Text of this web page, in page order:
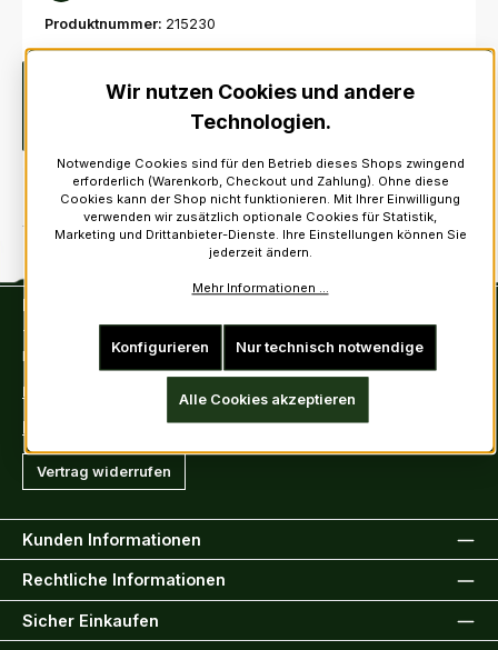
Produktnummer: 215230
Beschreibung
Preis pro Stück.McCallum Bagpipes
Blowpipe um jeweils 2.54 cm… Mehr
Tel: +49 (0)6222-388030
Fax: +49 (0)6222-388031
E-Mail: info@kiltsandmore.com
Vertrag widerrufen
Kunden Informationen
Rechtliche Informationen
Sicher Einkaufen
Wir nutzen Cookies und andere
Technologien.
Notwendige Cookies sind für den Betrieb dieses Shops zwingend
erforderlich (Warenkorb, Checkout und Zahlung). Ohne diese
Cookies kann der Shop nicht funktionieren. Mit Ihrer Einwilligung
verwenden wir zusätzlich optionale Cookies für Statistik,
Marketing und Drittanbieter-Dienste. Ihre Einstellungen können Sie
jederzeit ändern.
Mehr Informationen ...
Nur technisch notwendige
Konfigurieren
Alle Cookies akzeptieren